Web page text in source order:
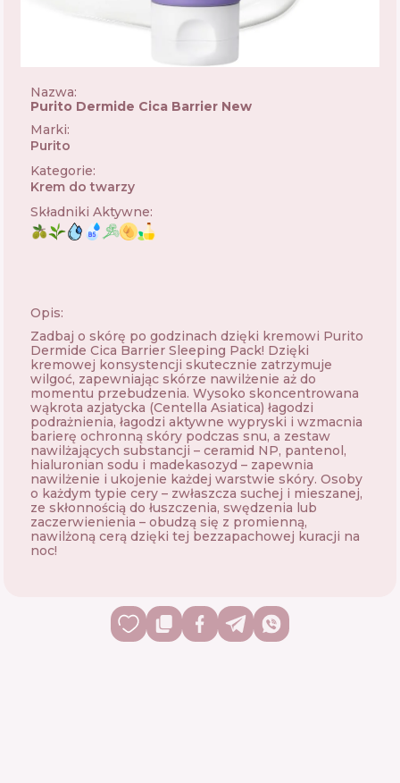
Nazwa:
Purito Dermide Cica Barrier New
Marki:
Purito
Kategorie:
Krem do twarzy
Składniki Aktywne:
Opis:
Zadbaj o skórę po godzinach dzięki kremowi Purito
Dermide Cica Barrier Sleeping Pack! Dzięki
kremowej konsystencji skutecznie zatrzymuje
wilgoć, zapewniając skórze nawilżenie aż do
momentu przebudzenia. Wysoko skoncentrowana
wąkrota azjatycka (Centella Asiatica) łagodzi
podrażnienia, łagodzi aktywne wypryski i wzmacnia
barierę ochronną skóry podczas snu, a zestaw
nawilżających substancji – ceramid NP, pantenol,
hialuronian sodu i madekasozyd – zapewnia
nawilżenie i ukojenie każdej warstwie skóry. Osoby
o każdym typie cery – zwłaszcza suchej i mieszanej,
ze skłonnością do łuszczenia, swędzenia lub
zaczerwienienia – obudzą się z promienną,
nawilżoną cerą dzięki tej bezzapachowej kuracji na
noc!